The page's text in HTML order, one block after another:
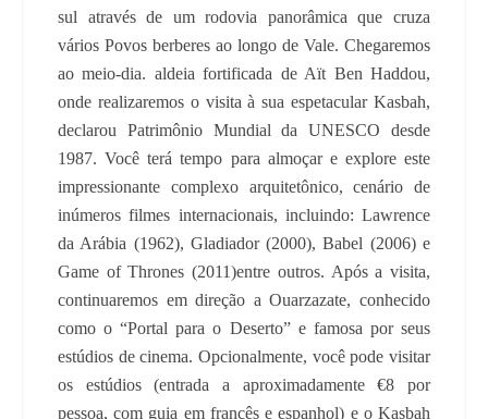
sul através de um rodovia panorâmica que cruza
vários Povos berberes ao longo de Vale. Chegaremos
ao meio-dia. aldeia fortificada de Aït Ben Haddou,
onde realizaremos o visita à sua espetacular Kasbah,
declarou Patrimônio Mundial da UNESCO desde
1987. Você terá tempo para almoçar e explore este
impressionante complexo arquitetônico, cenário de
inúmeros filmes internacionais, incluindo: Lawrence
da Arábia (1962), Gladiador (2000), Babel (2006) e
Game of Thrones (2011)entre outros. Após a visita,
continuaremos em direção a Ouarzazate, conhecido
como o “Portal para o Deserto” e famosa por seus
estúdios de cinema. Opcionalmente, você pode visitar
os estúdios (entrada a aproximadamente €8 por
pessoa, com guia em francês e espanhol) e o Kasbah